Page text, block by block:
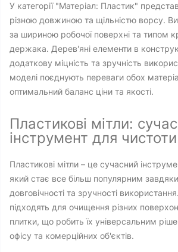
У категорії "Матеріал: Пластик"
різною довжиною та щільністю ворсу.
за шириною робочої поверхні та типом
держака. Дерев'яні елементи в
додаткову міцність та зручність
моделі поєднують переваги обох
оптимальний баланс ціни та якості.
Пластикові мітли:
інструмент для чистоти
Пластикові мітли – це сучасний
який стає все більш популярним завдяки
довговічності та зручності
підходять для очищення різних
плитки, що робить їх універсальним
офісу та комерційних об'єктів.